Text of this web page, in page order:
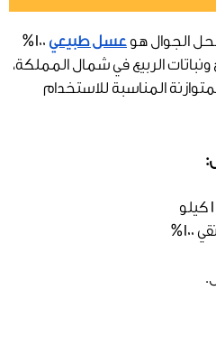
الجوال هو عسل طبيعي
100%
الربيع في شمال المملكة،
المناسبة للاستخدام